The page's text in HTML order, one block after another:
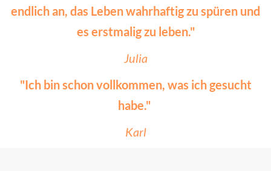
endlich an, das Leben wahrhaftig zu spüren und
es erstmalig zu leben."
Julia
"Ich bin schon vollkommen, was ich gesucht
habe."
Karl